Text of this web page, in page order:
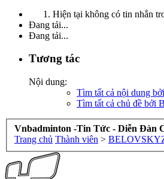
Hiện tại không có tin nhắn
Đang tải...
Đang tải...
Tương tác
Nội dung:
Tìm tất cả nội dung
Tìm tất cả chủ đề bởi
Vnbadminton -Tin Tức - Diễn Đàn
Trang chủ Thành viên >